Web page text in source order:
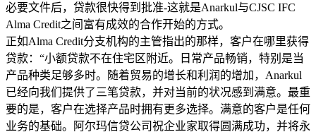
必要文件后，贷款很快得到批准-这就是Anarkul与CJSC IFC
Alma Credit之间富有成效的合作开始的方式。
正如Alma Credit分支机构的主管指出的那样，客户在哪里获得
贷款：“小额贷款不在住宅区附近。日常产品畅销，特别是当
产品种类足够多时。随着贸易的增长和利润的增加，Anarkul
已经向我们提供了三笔贷款，并对当前的状况感到满意。最重
要的是，客户在选择产品时拥有更多选择。满意的客户是任何
业务的基础。阿尔玛信贷公司祝企业家取得圆满成功，并将永